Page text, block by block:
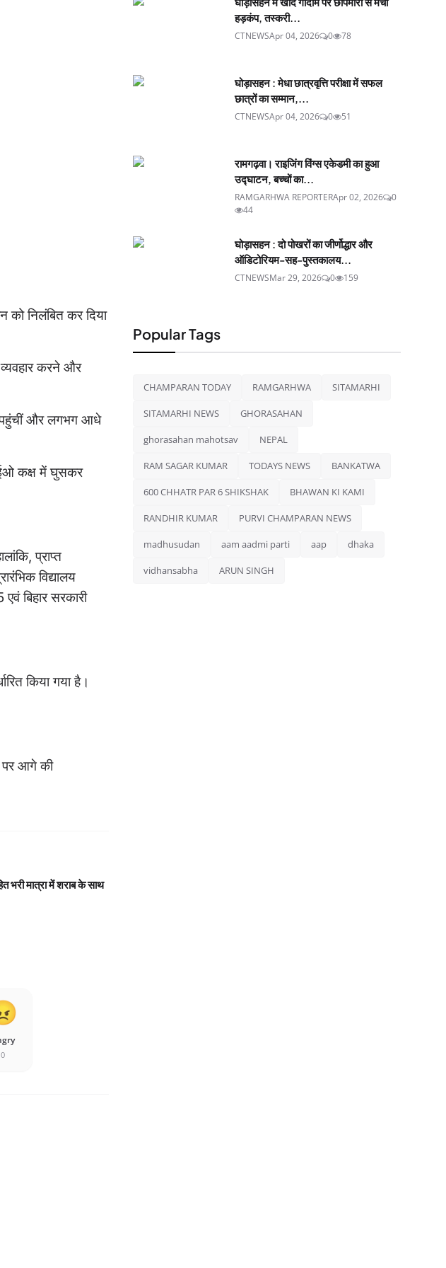
को निलंबित कर दिया
व्यवहार करने और
पहुंचीं और लगभग आधे
कक्ष में घुसकर
प्राप्त
विद्यालय
बिहार सरकारी
किया गया है।
पर आगे की
भरी मात्रा में शराब के साथ
0
हड़कंप, तस्करी...
CTNEWSApr 04, 2026 0 78
घोड़ासहन : मेधा छात्रवृत्ति परीक्षा में सफल
छात्रों का सम्मान,...
CTNEWSApr 04, 2026 0 51
रामगढ़वा। राइजिंग विंग्स एकेडमी का हुआ
उद्घाटन, बच्चों का...
RAMGARHWA REPORTERApr 02, 2026
0
44
घोड़ासहन : दो पोखरों का जीर्णोद्धार और
ऑडिटोरियम-सह-पुस्तकालय...
CTNEWSMar 29, 2026 0 159
Popular Tags
CHAMPARAN TODAY RAMGARHWA SITAMARHI
SITAMARHI NEWS GHORASAHAN
ghorasahan mahotsav NEPAL
RAM SAGAR KUMAR TODAYS NEWS BANKATWA
600 CHHATR PAR 6 SHIKSHAK BHAWAN KI KAMI
RANDHIR KUMAR PURVI CHAMPARAN NEWS
madhusudan aam aadmi parti aap dhaka
vidhansabha ARUN SINGH